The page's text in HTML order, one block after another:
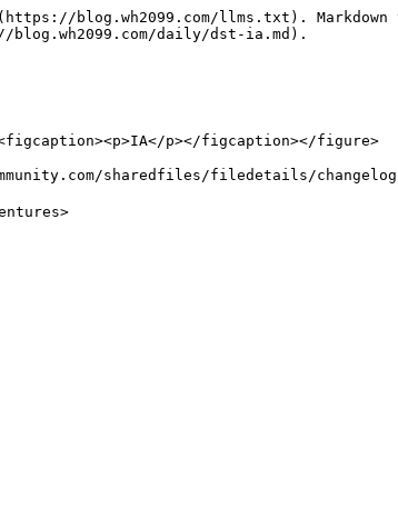
blog.wh2099.com/llms.txt).
daily/dst-ia.md).
p></figcaption></figure>
sharedfiles/filedetails/changelog/